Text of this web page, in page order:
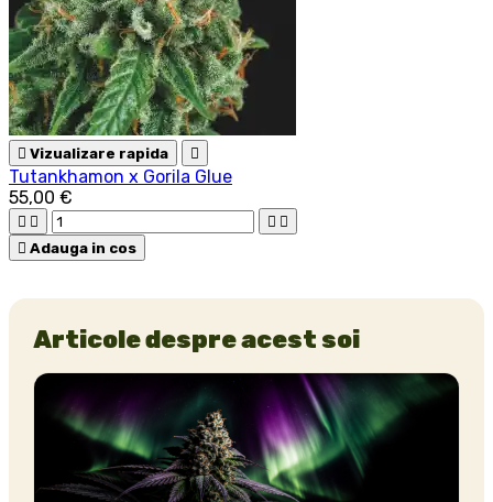
 Vizualizare rapida 
Tutankhamon x Gorila Glue
55,00 €
   
 Adauga in cos
Articole despre acest soi